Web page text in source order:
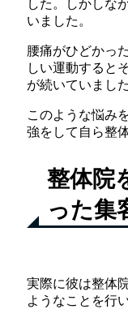
した。しかしな
いました。
腰痛がひどかっ
しい運動すると
が続いていました
このような悩み
強をして自ら整
整体院
った集
実際に彼は整体
ようなことを行